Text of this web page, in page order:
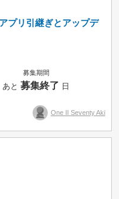
プリ引継ぎとアップデ
募集期間
あと募集終了 日
One II Seventy Aki